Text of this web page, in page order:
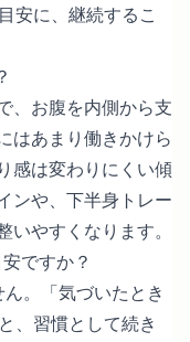
安に、継続するこ
、お腹を内側から支
はあまり働きかけら
感は変わりにくい傾
ンや、下半身トレー
やすくなります。
ですか？
。「気づいたとき
、習慣として続き